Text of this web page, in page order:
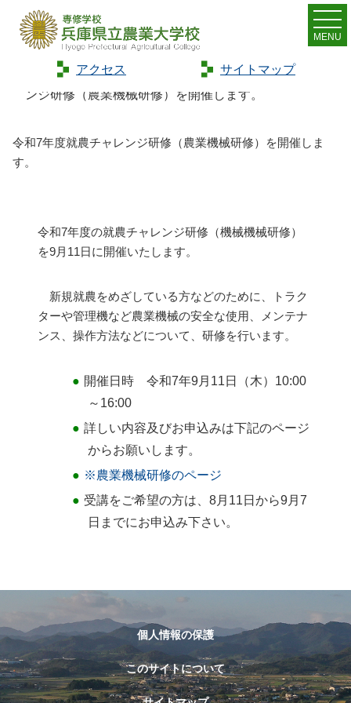
アクセス サイトマップ
MENU
Home> お知らせ>
令和7年度就農チャレ
ンジ研修（農業機械研修）を開催します。
令和7年度就農チャレンジ研修（農業機械研修）を開催しま
す。
令和7年度の就農チャレンジ研修（機械機械研修）
を9月11日に開催いたします。
新規就農をめざしている方などのために、トラク
ターや管理機など農業機械の安全な使用、メンテナ
ンス、操作方法などについて、研修を行います。
開催日時 令和7年9月11日（木）10:00
～16:00
詳しい内容及びお申込みは下記のページ
からお願いします。
※農業機械研修のページ
受講をご希望の方は、8月11日から9月7
日までにお申込み下さい。
個人情報の保護
このサイトについて